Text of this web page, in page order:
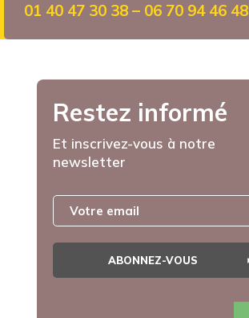
01 40 47 30 38 – 06 70 94 46 48
Restez informé
Et inscrivez-vous à notre
newsletter
ABONNEZ-VOUS